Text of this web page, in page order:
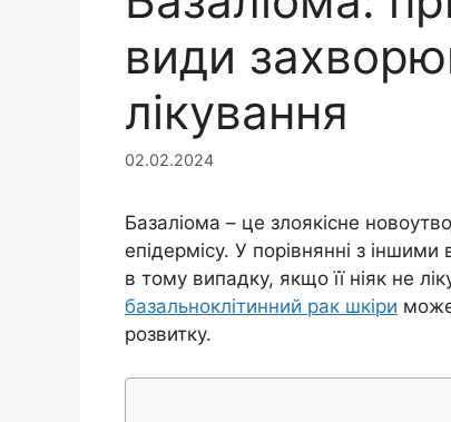
види
лікування
02.02.2024
Базаліома – це злоякісне
епідермісу. У порівнянні з
в тому випадку, якщо її ніяк не
базальноклітинний рак шкіри
розвитку.